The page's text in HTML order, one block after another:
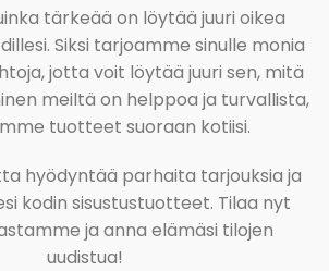
tärkeää on löytää juuri oikea
Siksi tarjoamme sinulle monia
jotta voit löytää juuri sen, mitä
meiltä on helppoa ja turvallista,
tuotteet suoraan kotiisi.
hyödyntää parhaita tarjouksia ja
kodin sisustustuotteet. Tilaa nyt
ja anna elämäsi tilojen
uudistua!